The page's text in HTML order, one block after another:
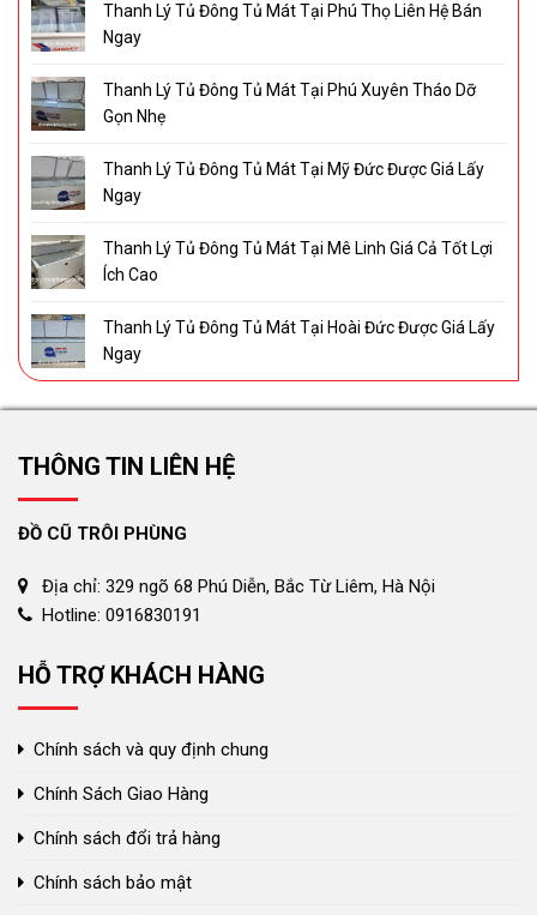
Thanh Lý Tủ Đông Tủ Mát Tại Phú Thọ Liên Hệ Bán
Ngay
Thanh Lý Tủ Đông Tủ Mát Tại Phú Xuyên Tháo Dỡ
Gọn Nhẹ
Thanh Lý Tủ Đông Tủ Mát Tại Mỹ Đức Được Giá Lấy
Ngay
Thanh Lý Tủ Đông Tủ Mát Tại Mê Linh Giá Cả Tốt Lợi
Ích Cao
Thanh Lý Tủ Đông Tủ Mát Tại Hoài Đức Được Giá Lấy
Ngay
THÔNG TIN LIÊN HỆ
ĐỒ CŨ TRÔI PHÙNG
Địa chỉ: 329 ngõ 68 Phú Diễn, Bắc Từ Liêm, Hà Nội
Hotline: 0916830191
HỖ TRỢ KHÁCH HÀNG
Chính sách và quy định chung
Chính Sách Giao Hàng
Chính sách đổi trả hàng
Chính sách bảo mật